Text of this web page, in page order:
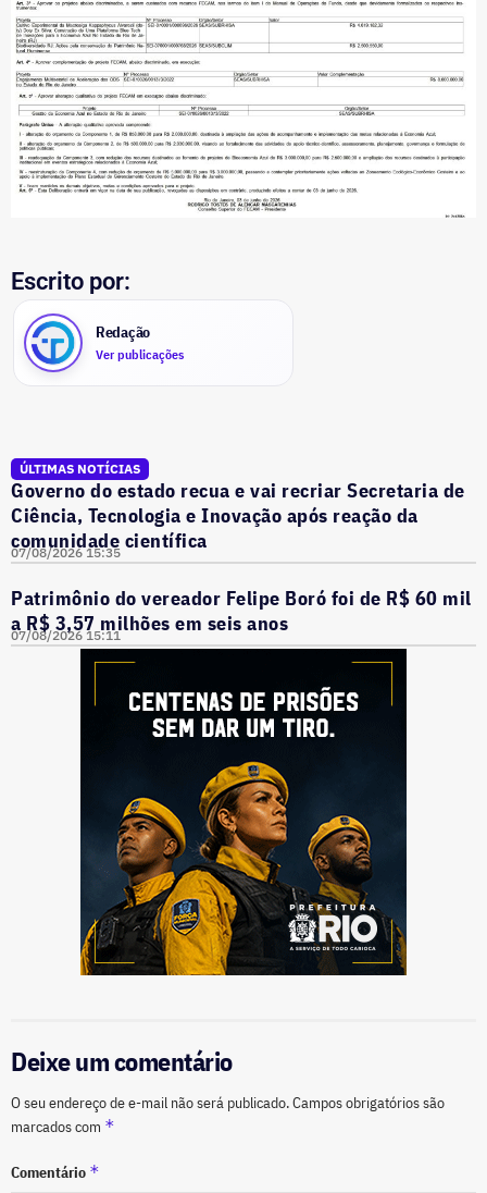
Escrito por:
Redação
Ver publicações
ÚLTIMAS NOTÍCIAS
Governo do estado recua e vai recriar Secretaria de
Ciência, Tecnologia e Inovação após reação da
comunidade científica
07/08/2026 15:35
Patrimônio do vereador Felipe Boró foi de R$ 60 mil
a R$ 3,57 milhões em seis anos
07/08/2026 15:11
Deixe um comentário
O seu endereço de e-mail não será publicado.Campos obrigatórios são
marcados com *
Comentário *